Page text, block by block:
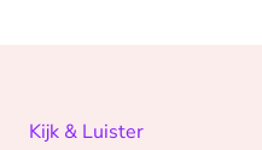
Kijk & Luister